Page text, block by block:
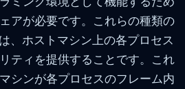
アが必要です。これらの種類の
、ホストマシン上の各プロセス
ティを提供することです。これ
シンが各プロセスのフレーム内